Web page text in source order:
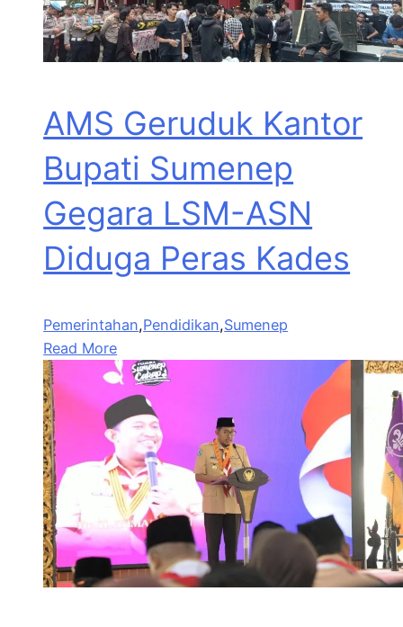
AMS Geruduk Kantor
Bupati Sumenep
Gegara LSM-ASN
Diduga Peras Kades
Pemerintahan,Pendidikan,Sumenep
Read More